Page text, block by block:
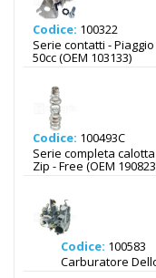
Codice: 100322
Serie contatti - Piaggio
50cc (OEM 103133)
Codice: 100493C
Serie completa
Zip - Free (OEM
Codice: 100583
Carburatore